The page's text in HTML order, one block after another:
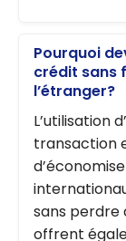
Pourquoi
crédit sans
l’étranger?
L’utilisation
transaction
sans perdre
offrent